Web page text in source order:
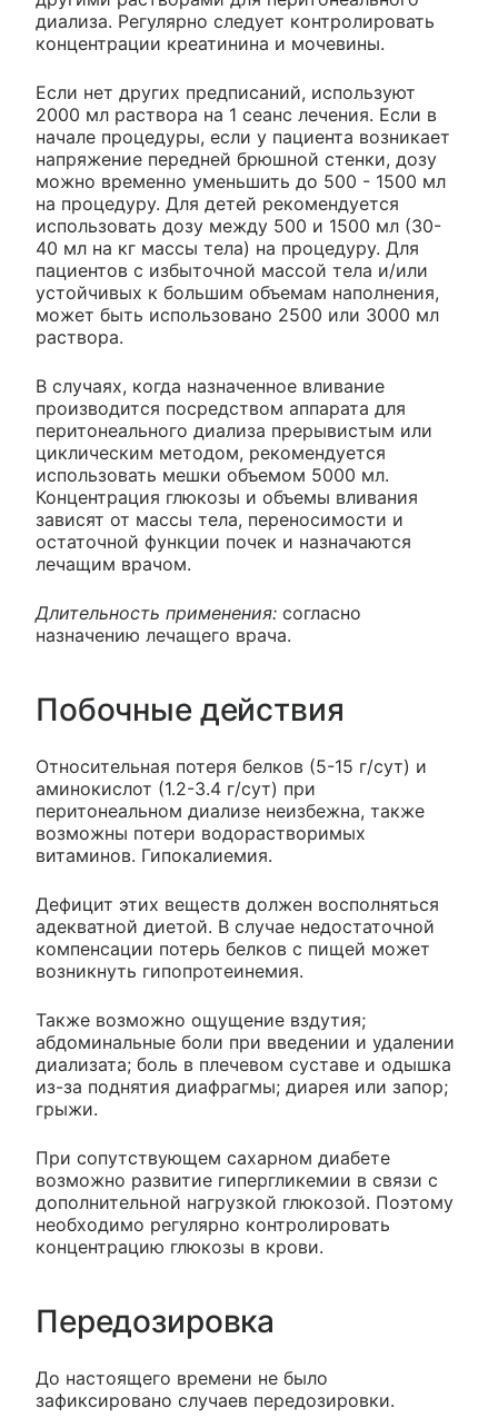
диализа. Регулярно следует контролировать
концентрации креатинина и мочевины.
Если нет других предписаний, используют
2000 мл раствора на 1 сеанс лечения. Если в
начале процедуры, если у пациента возникает
напряжение передней брюшной стенки, дозу
можно временно уменьшить до 500 - 1500 мл
на процедуру. Для детей рекомендуется
использовать дозу между 500 и 1500 мл (30-
40 мл на кг массы тела) на процедуру. Для
пациентов с избыточной массой тела и/или
устойчивых к большим объемам наполнения,
может быть использовано 2500 или 3000 мл
раствора.
В случаях, когда назначенное вливание
производится посредством аппарата для
перитонеального диализа прерывистым или
циклическим методом, рекомендуется
использовать мешки объемом 5000 мл.
Концентрация глюкозы и объемы вливания
зависят от массы тела, переносимости и
остаточной функции почек и назначаются
лечащим врачом.
Длительность применения: согласно
назначению лечащего врача.
Побочные действия
Относительная потеря белков (5-15 г/сут) и
аминокислот (1.2-3.4 г/сут) при
перитонеальном диализе неизбежна, также
возможны потери водорастворимых
витаминов. Гипокалиемия.
Дефицит этих веществ должен восполняться
адекватной диетой. В случае недостаточной
компенсации потерь белков с пищей может
возникнуть гипопротеинемия.
Также возможно ощущение вздутия;
абдоминальные боли при введении и удалении
диализата; боль в плечевом суставе и одышка
из-за поднятия диафрагмы; диарея или запор;
грыжи.
При сопутствующем сахарном диабете
возможно развитие гипергликемии в связи с
дополнительной нагрузкой глюкозой. Поэтому
необходимо регулярно контролировать
концентрацию глюкозы в крови.
Передозировка
До настоящего времени не было
зафиксировано случаев передозировки.